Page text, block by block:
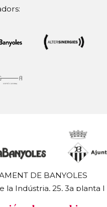
DE BANYOLES
la Indústria, 25, 3a planta |